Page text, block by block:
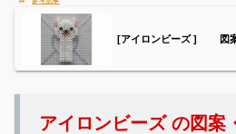
[アイロンビーズ ] 図案
アイロンビーズ の図案